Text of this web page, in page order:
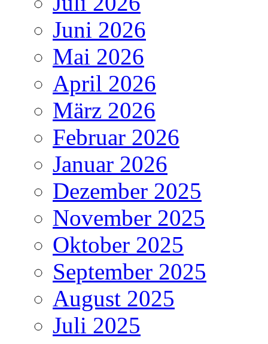
Juni 2026
Mai 2026
April 2026
März 2026
Februar 2026
Januar 2026
Dezember 2025
November 2025
Oktober 2025
September 2025
August 2025
Juli 2025